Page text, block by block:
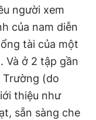
ngày 24.3.2020
Niên. Cấm sao
thuận bằng văn
người xem
của nam diễn
tài của một
Và ở 2 tập gần
Trường (do
thiệu như
sẵn sàng che